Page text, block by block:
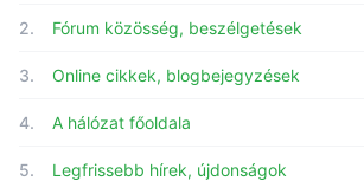
2. Fórum közösség, beszélgetések
3. Online cikkek, blogbejegyzések
4. A hálózat főoldala
5. Legfrissebb hírek, újdonságok